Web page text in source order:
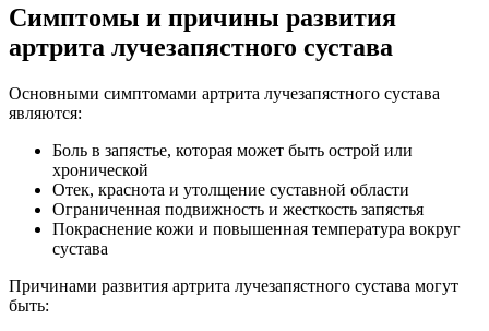
Симптомы и причины развития
артрита лучезапястного сустава
Основными симптомами артрита лучезапястного сустава
являются:
Боль в запястье, которая может быть острой или
хронической
Отек, краснота и утолщение суставной области
Ограниченная подвижность и жесткость запястья
Покраснение кожи и повышенная температура вокруг
сустава
Причинами развития артрита лучезапястного сустава могут
быть: